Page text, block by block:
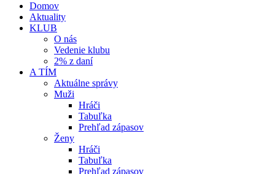
Domov
Aktuality
KLUB
O nás
Vedenie klubu
2% z daní
A TÍM
Aktuálne správy
Muži
Hráči
Tabuľka
Prehľad zápasov
Ženy
Hráči
Tabuľka
Prehľad zápasov